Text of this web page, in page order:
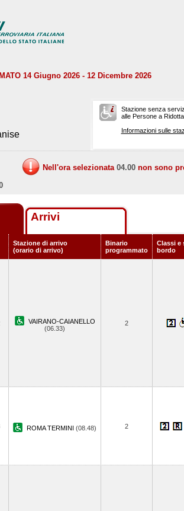
14 Giugno 2026 - 12 Dicembre 2026
Stazione senza
alle Persone a
Informazioni sulle
Nell'ora selezionata 04.00 non sono
Arrivi
Stazione di arrivo
(orario di arrivo)
Binario
programmato
Classi e
bordo
VAIRANO-CAIANELLO
(06.33)
2
ROMA TERMINI (08.48) 2